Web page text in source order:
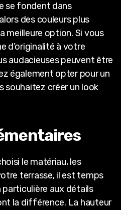
se fondent dans
des couleurs plus
meilleure option. Si vous
d’originalité à votre
audacieuses peuvent être
également opter pour un
souhaitez créer un look
le matériau, les
terrasse, il est temps
aux détails
la différence. La hauteur